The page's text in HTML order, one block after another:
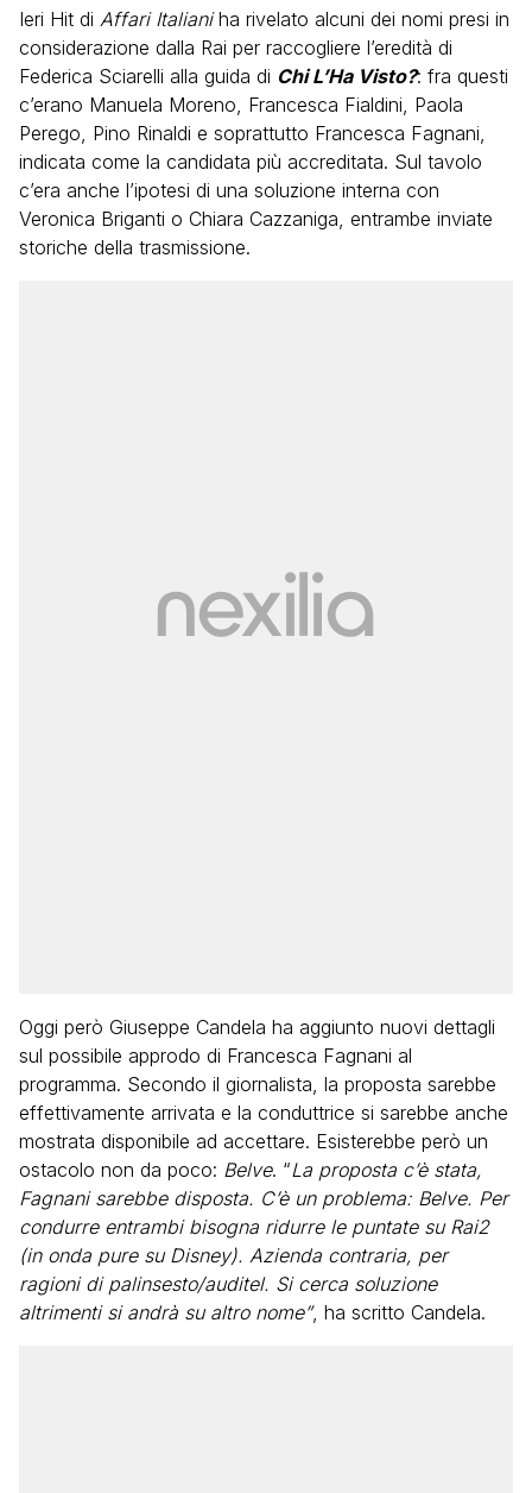
Ieri Hit di Affari Italianiha rivelato alcuni dei nomi presi in
considerazione dalla Rai per raccogliere l’eredità di
Federica Sciarelli alla guida di Chi L’Ha Visto?: fra questi
c’erano Manuela Moreno, Francesca Fialdini, Paola
Perego, Pino Rinaldi e soprattutto Francesca Fagnani,
indicata come la candidata più accreditata. Sul tavolo
c’era anche l’ipotesi di una soluzione interna con
Veronica Briganti o Chiara Cazzaniga, entrambe inviate
storiche della trasmissione.
Oggi però Giuseppe Candela ha aggiunto nuovi dettagli
sul possibile approdo di Francesca Fagnani al
programma. Secondo il giornalista, la proposta sarebbe
effettivamente arrivata e la conduttrice si sarebbe anche
mostrata disponibile ad accettare. Esisterebbe però un
ostacolo non da poco: Belve. “La proposta c’è stata,
Fagnani sarebbe disposta. C’è un problema: Belve. Per
condurre entrambi bisogna ridurre le puntate su Rai2
(in onda pure su Disney). Azienda contraria, per
ragioni di palinsesto/auditel. Si cerca soluzione
altrimenti si andrà su altro nome”, ha scritto Candela.